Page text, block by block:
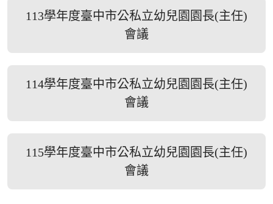
113學年度臺中市公私立幼兒園園長(主任)
會議
114學年度臺中市公私立幼兒園園長(主任)
會議
115學年度臺中市公私立幼兒園園長(主任)
會議